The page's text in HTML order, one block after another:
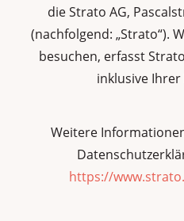
die Strato AG,
(nachfolgend: „Strato“).
besuchen, erfasst
inklusive Ihrer
Weitere
https://